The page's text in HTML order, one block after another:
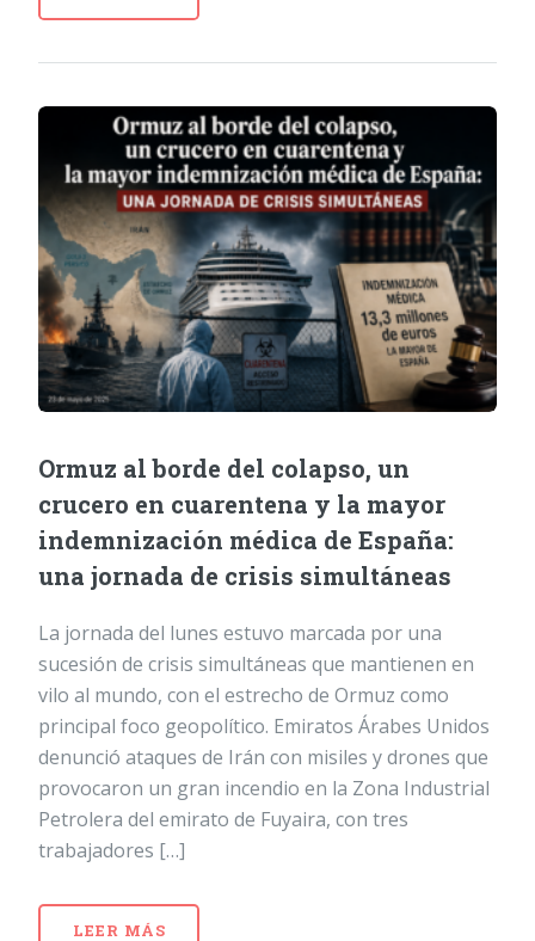
Ormuz al borde del colapso, un
crucero en cuarentena y la mayor
indemnización médica de España:
una jornada de crisis simultáneas
La jornada del lunes estuvo marcada por una
sucesión de crisis simultáneas que mantienen en
vilo al mundo, con el estrecho de Ormuz como
principal foco geopolítico. Emiratos Árabes Unidos
denunció ataques de Irán con misiles y drones que
provocaron un gran incendio en la Zona Industrial
Petrolera del emirato de Fuyaira, con tres
trabajadores […]
LEER MÁS